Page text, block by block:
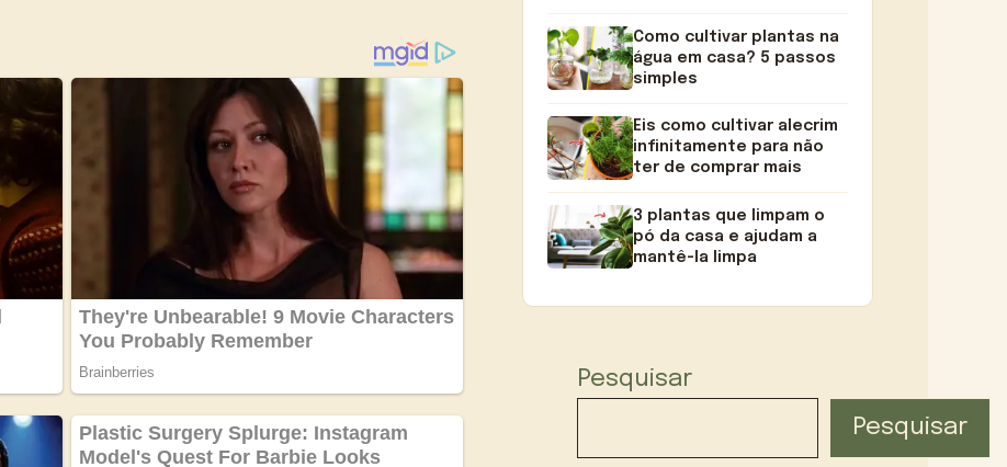
Como cultivar plantas na
água em casa? 5 passos
simples
Eis como cultivar alecrim
infinitamente para não
ter de comprar mais
3 plantas que limpam o
pó da casa e ajudam a
mantê-la limpa
Pesquisar
Pesquisar